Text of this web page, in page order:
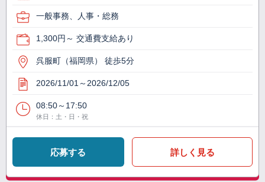
一般事務、人事・総務
1,300円～ 交通費支給あり
呉服町（福岡県） 徒歩5分
2026/11/01～2026/12/05
08:50～17:50
休日：土・日・祝
応募する 詳しく見る